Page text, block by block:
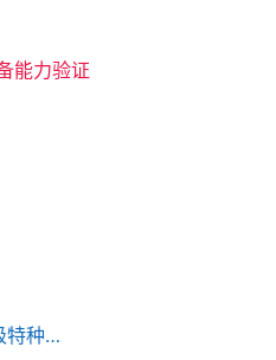
喜报｜我司顺利通过省级特种设备能力验证